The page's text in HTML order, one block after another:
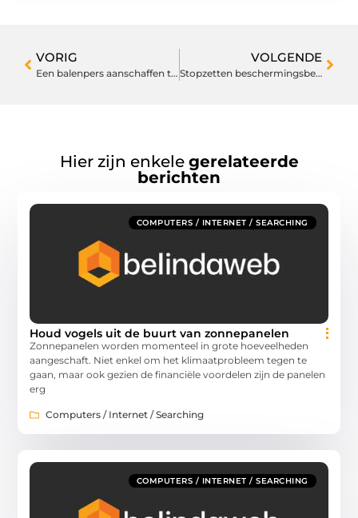
VORIG
Een balenpers aanschaffen tegen redelijke prijs
VOLGENDE
Stopzetten beschermingsbewind Enschede
Hier zijn enkele gerelateerde
berichten
COMPUTERS / INTERNET / SEARCHING
Houd vogels uit de buurt van zonnepanelen
Zonnepanelen worden momenteel in grote hoeveelheden
aangeschaft. Niet enkel om het klimaatprobleem tegen te
gaan, maar ook gezien de financiële voordelen zijn de panelen
erg
Computers / Internet / Searching
COMPUTERS / INTERNET / SEARCHING